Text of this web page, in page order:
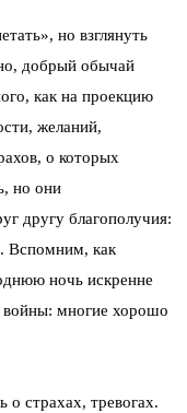
но взглянуть
добрый обычай
как на проекцию
желаний,
о которых
но они
другу благополучия:
Вспомним, как
ночь искренне
многие хорошо
страхах, тревогах.